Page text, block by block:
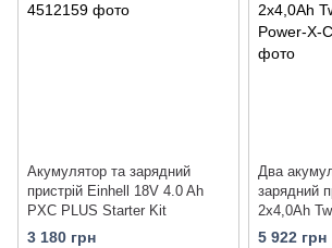
Акумулятор та зарядний
пристрій Einhell 18V 4.0 Ah
PXC PLUS Starter Kit
3 180 грн
Два
зарядний
2x4,0Ah
X-Change
5 922 грн